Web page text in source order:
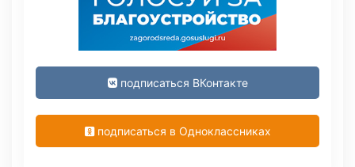
подписаться ВКонтакте
подписаться в Одноклассниках